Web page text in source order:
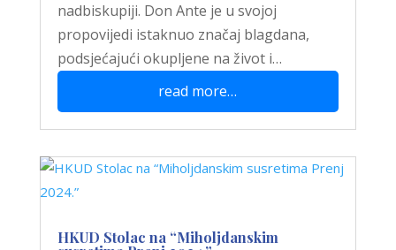
nadbiskupiji. Don Ante je u svojoj
propovijedi istaknuo značaj blagdana,
podsjećajući okupljene na život i…
read more…
HKUD Stolac na “Miholjdanskim